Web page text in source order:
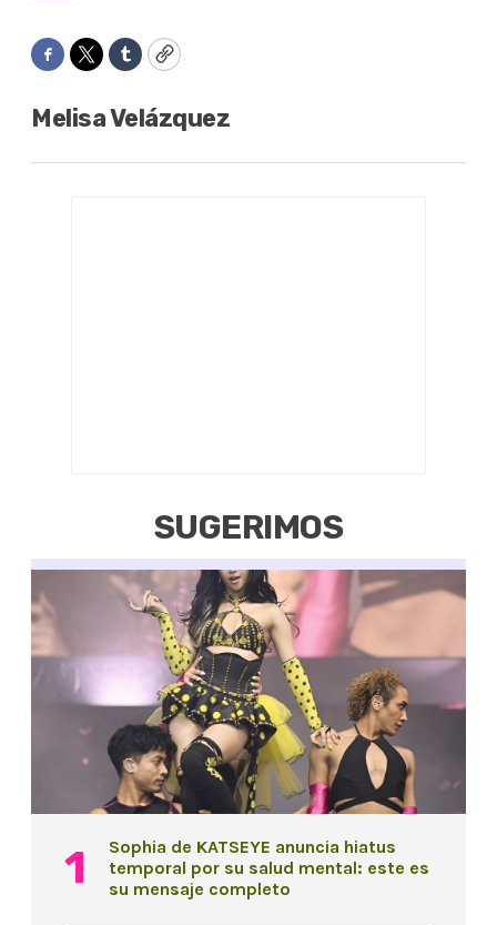
Facebook
TwitterTumblrCopy
Melisa Velázquez
SUGERIMOS
Sophia de KATSEYE anuncia hiatus
temporal por su salud mental: este es
su mensaje completo